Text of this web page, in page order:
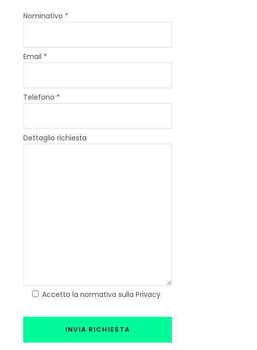
Nominativo *
Email *
Telefono *
Dettaglio richiesta
Accetto la normativa sulla Privacy